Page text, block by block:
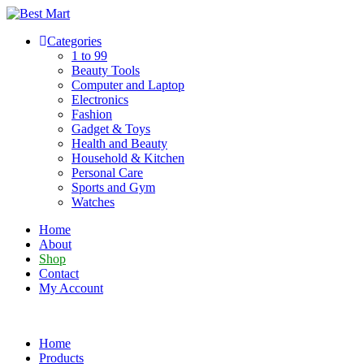
Skip
content Categories
1 to 99
Beauty Tools
Computer and Laptop
Electronics
Fashion
Gadget & Toys
Health and Beauty
Household & Kitchen
Personal Care
Sports and Gym
Watches
Home
About
Shop
Contact
My Account
Home
Products